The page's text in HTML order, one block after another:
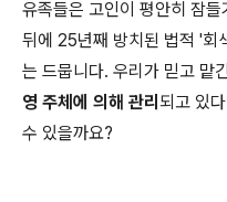
유족들은 고인이 평안히 잠
뒤에 25년째 방치된 법적 '회
는 드뭅니다. 우리가 믿고 맡
영 주체에 의해 관리 되고 있
수 있을까요?